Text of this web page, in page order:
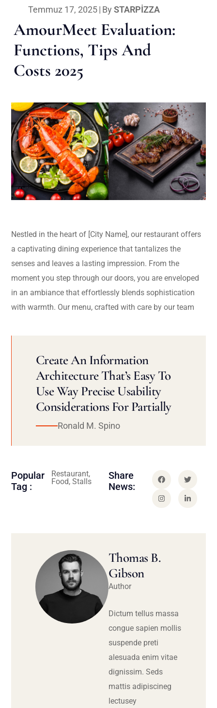
Temmuz 17, 2025| By STARPIZZA
AmourMeet Evaluation:
Functions, Tips And
Costs 2025
Nestled in the heart of [City Name], our restaurant offers
a captivating dining experience that tantalizes the
senses and leaves a lasting impression. From the
moment you step through our doors, you are enveloped
in an ambiance that effortlessly blends sophistication
with warmth. Our menu, crafted with care by our team
Create An Information
Architecture That’s Easy To
Use Way Precise Usability
Considerations For Partially
Ronald M. Spino
Popular
Tag :
Restaurant,
Food, Stalls
Share
News:
Thomas B.
Gibson
Author
Dictum tellus massa
congue sapien mollis
suspende preti
alesuada enim vitae
dignissim. Seds
mattis adipiscineg
lectusey